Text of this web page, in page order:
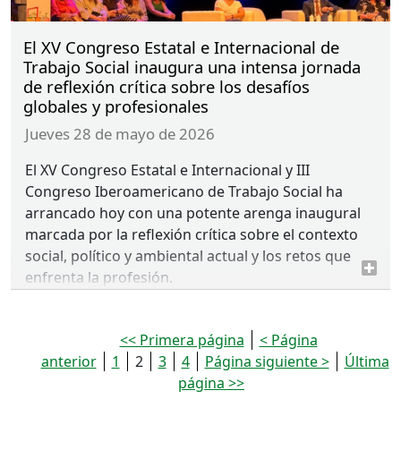
El XV Congreso Estatal e Internacional de
Trabajo Social inaugura una intensa jornada
de reflexión crítica sobre los desafíos
globales y profesionales
jueves 28 de mayo de 2026
El XV Congreso Estatal e Internacional yIII
Congreso Iberoamericano de Trabajo Social ha
arrancado hoy con una potente arenga inaugural
marcada por la reflexión crítica sobre el contexto
social, político y ambiental actual y los retos que
enfrenta la profesión.
<< Primera página
< Página
anterior
1 2 3 4 Página siguiente >
Última
página >>